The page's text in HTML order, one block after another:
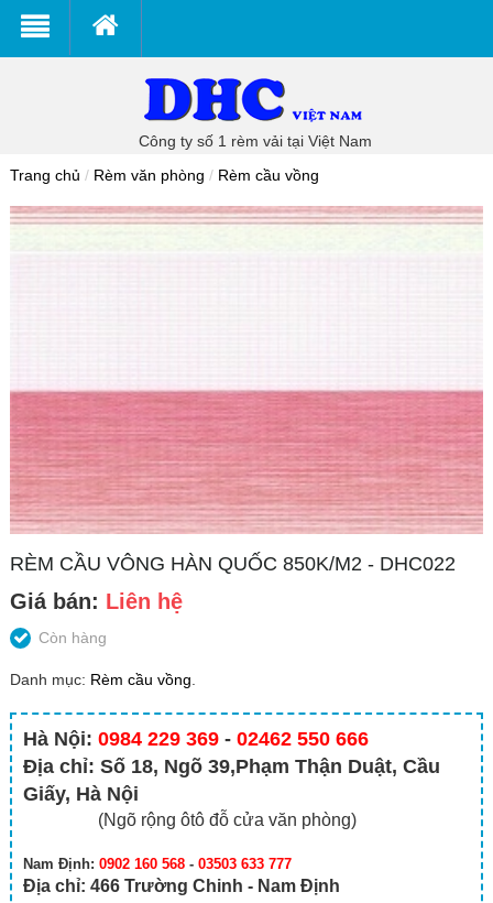
Công ty số 1 rèm vải tại Việt Nam
Trang chủ / Rèm văn phòng / Rèm cầu vồng
RÈM CẦU VÔNG HÀN QUỐC 850K/M2 - DHC022
Giá bán: Liên hệ
Còn hàng
Danh mục: Rèm cầu vồng
Hà Nội: 0984 229 369 - 02462 550 666
Địa chỉ: Số 18, Ngõ 39,Phạm Thận Duật, Cầu
Giấy, Hà Nội
(Ngõ rộng ôtô đỗ cửa văn phòng)
Nam Định: 0902 160 568 - 03503 633 777
Địa chỉ: 466 Trường Chinh - Nam Định